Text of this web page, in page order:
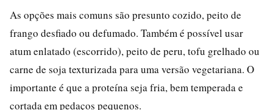
As opções mais comuns são presunto cozido, peito de
frango desfiado ou defumado. Também é possível usar
atum enlatado (escorrido), peito de peru, tofu grelhado ou
carne de soja texturizada para uma versão vegetariana. O
importante é que a proteína seja fria, bem temperada e
cortada em pedaços pequenos.